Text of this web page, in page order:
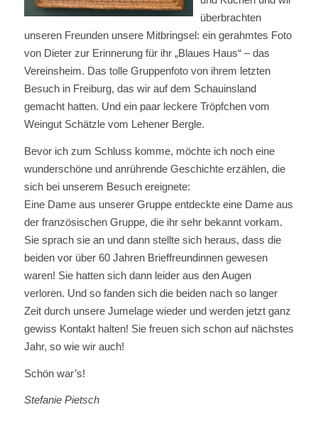
überbrachten
unseren Freunden unsere Mitbringsel: ein gerahmtes Foto
von Dieter zur Erinnerung für ihr „Blaues Haus“ – das
Vereinsheim. Das tolle Gruppenfoto von ihrem letzten
Besuch in Freiburg, das wir auf dem Schauinsland
gemacht hatten. Und ein paar leckere Tröpfchen vom
Weingut Schätzle vom Lehener Bergle.
Bevor ich zum Schluss komme, möchte ich noch eine
wunderschöne und anrührende Geschichte erzählen, die
sich bei unserem Besuch ereignete:
Eine Dame aus unserer Gruppe entdeckte eine Dame aus
der französischen Gruppe, die ihr sehr bekannt vorkam.
Sie sprach sie an und dann stellte sich heraus, dass die
beiden vor über 60 Jahren Brieffreundinnen gewesen
waren! Sie hatten sich dann leider aus den Augen
verloren. Und so fanden sich die beiden nach so langer
Zeit durch unsere Jumelage wieder und werden jetzt ganz
gewiss Kontakt halten! Sie freuen sich schon auf nächstes
Jahr, so wie wir auch!
Schön war’s!
Stefanie Pietsch